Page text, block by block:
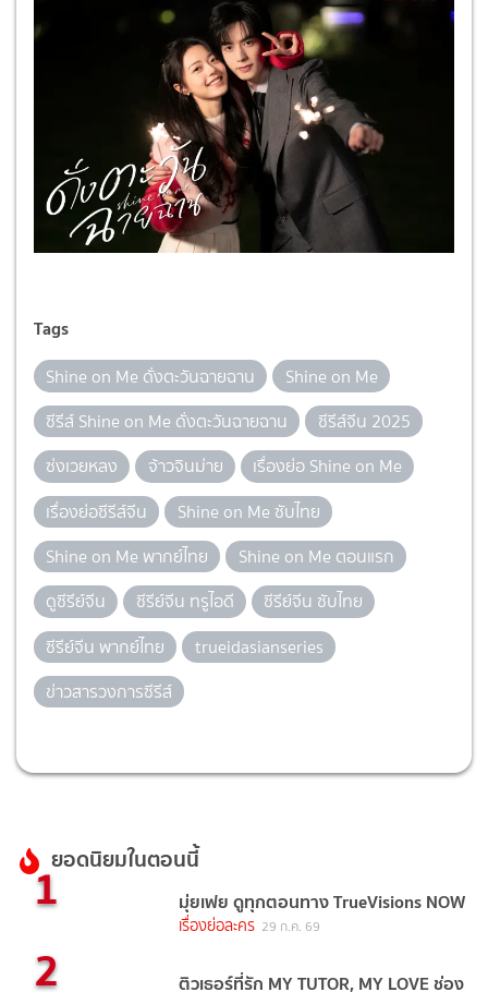
Tags
Shine on Me ดั่งตะวันฉายฉาน
Shine on Me
ซีรีส์ Shine on Me ดั่งตะวันฉายฉาน
ซีรีส์จีน 2025
ซ่งเวยหลง
จ้าวจินม่าย
เรื่องย่อ Shine on Me
เรื่องย่อซีรีส์จีน
Shine on Me ซับไทย
Shine on Me พากย์ไทย
Shine on Me ตอนแรก
ดูซีรีย์จีน
ซีรีย์จีน ทรูไอดี
ซีรีย์จีน ซับไทย
ซีรีย์จีน พากย์ไทย
trueidasianseries
ข่าวสารวงการซีรีส์
ยอดนิยมในตอนนี้
1 มุ่ยเฟย ดูทุกตอนทาง TrueVisions NOW
เรื่องย่อละคร 29 ก.ค. 69
2 ติวเธอร์ที่รัก MY TUTOR, MY LOVE ช่อง